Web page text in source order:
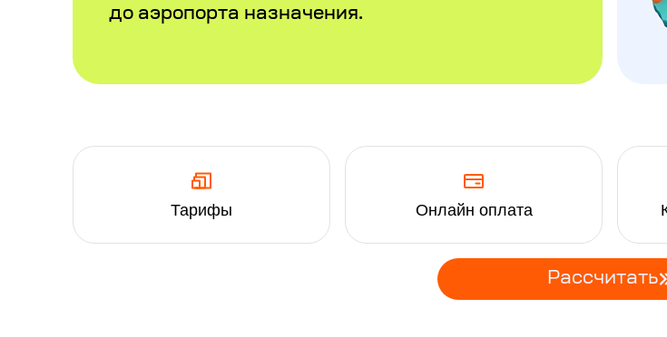
до аэропорта назначения.
Тарифы Онлайн оплата
Рассчитать